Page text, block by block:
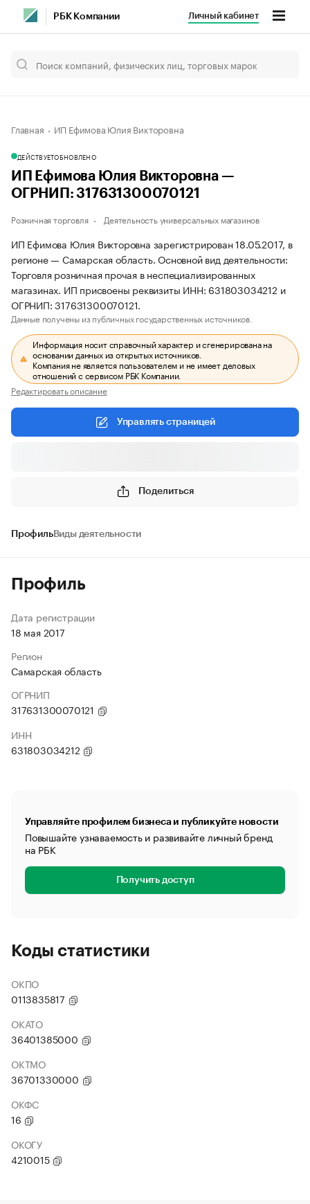
РБК Компании Личный кабинет
Главная ИП Ефимова Юлия Викторовна
ДЕЙСТВУЕТОБНОВЛЕНО
ИП Ефимова Юлия Викторовна —
ОГРНИП: 317631300070121
Розничная торговля Деятельность универсальных магазинов
ИП Ефимова Юлия Викторовна зарегистрирован 18.05.2017, в
регионе — Самарская область. Основной вид деятельности:
Торговля розничная прочая в неспециализированных
магазинах. ИП присвоены реквизиты ИНН: 631803034212 и
ОГРНИП: 317631300070121.
Данные получены из публичных государственных источников.
Информация носит справочный характер и сгенерирована на
основании данных из открытых источников.
Компания не является пользователем и не имеет деловых
отношений с сервисом РБК Компании.
Редактировать описание
Управлять страницей
Поделиться
ПрофильВиды деятельности
Профиль
Дата регистрации
18 мая 2017
Регион
Самарская область
ОГРНИП
317631300070121
ИНН
631803034212
Управляйте профилем бизнеса и публикуйте новости
Повышайте узнаваемость и развивайте личный бренд
на РБК
Получить доступ
Коды статистики
ОКПО
0113835817
ОКАТО
36401385000
ОКТМО
36701330000
ОКФС
16
ОКОГУ
4210015